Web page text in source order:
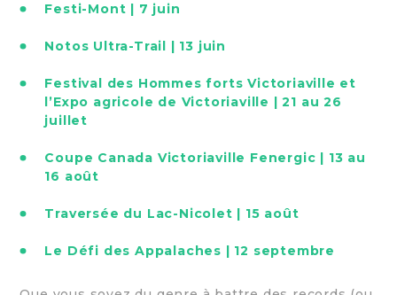
Festi-Mont | 7 juin
Notos Ultra-Trail | 13 juin
Festival des Hommes forts Victoriaville et
l’Expo agricole de Victoriaville | 21 au 26
juillet
Coupe Canada Victoriaville Fenergic | 13 au
16 août
Traversée du Lac-Nicolet | 15 août
Le Défi des Appalaches | 12 septembre